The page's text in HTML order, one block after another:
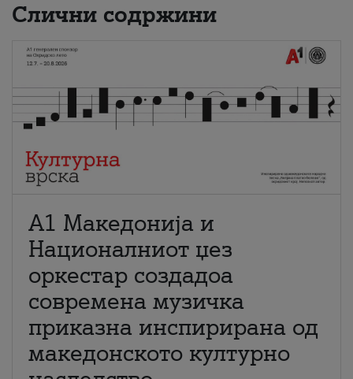
Слични содржини
А1 Македонија и
Националниот џез
оркестар создадоа
современа музичка
приказна инспирирана од
македонското културно